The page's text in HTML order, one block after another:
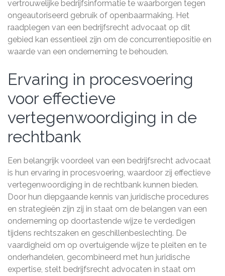
vertrouwelijke bedrijfsinformatie te waarborgen tegen
ongeautoriseerd gebruik of openbaarmaking. Het
raadplegen van een bedrijfsrecht advocaat op dit
gebied kan essentieel zijn om de concurrentiepositie en
waarde van een onderneming te behouden.
Ervaring in procesvoering
voor effectieve
vertegenwoordiging in de
rechtbank
Een belangrijk voordeel van een bedrijfsrecht advocaat
is hun ervaring in procesvoering, waardoor zij effectieve
vertegenwoordiging in de rechtbank kunnen bieden.
Door hun diepgaande kennis van juridische procedures
en strategieën zijn zij in staat om de belangen van een
onderneming op doortastende wijze te verdedigen
tijdens rechtszaken en geschillenbeslechting. De
vaardigheid om op overtuigende wijze te pleiten en te
onderhandelen, gecombineerd met hun juridische
expertise, stelt bedrijfsrecht advocaten in staat om